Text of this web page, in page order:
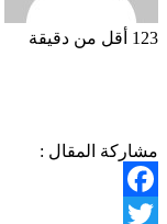
123 أقل من دقيقة
مشاركة المقال :
Facebook